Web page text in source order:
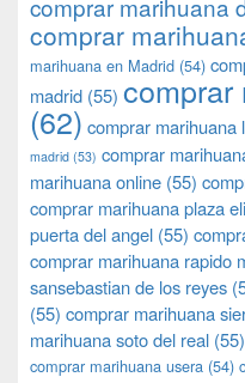
comprar marihuana
comprar
marihuana en Madrid (54)
madrid (55) comprar
(62) comprar marihuana
madrid (53) comprar
marihuana online (55)
comprar marihuana plaza
puerta del angel (55)
comprar marihuana rapido
sansebastian de los reyes
(55) comprar marihuana
marihuana soto del real (55)
comprar marihuana usera (54)